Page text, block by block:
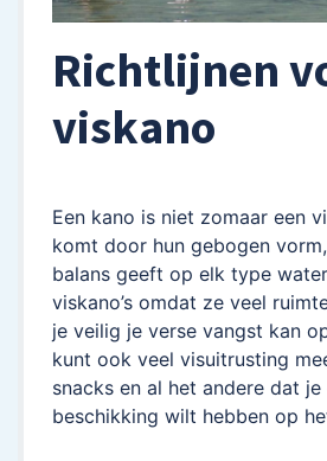
Richtlijnen
viskano
Een kano is niet zomaar een
komt door hun gebogen
balans geeft op elk type
viskano’s omdat ze veel
je veilig je verse vangst kan
kunt ook veel visuitrusting
snacks en al het andere dat
beschikking wilt hebben op